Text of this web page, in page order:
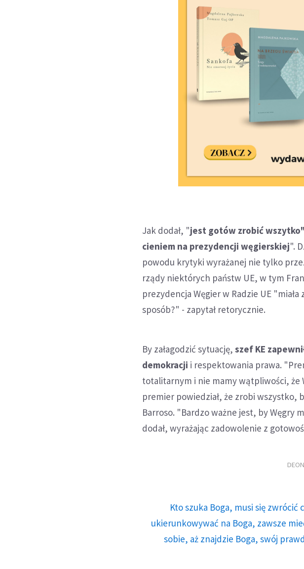
Jak dodał, "jest gotów zrobić
cieniem na prezydencji węgierskiej".
powodu krytyki wyrażanej nie tylko
rządy niektórych państw UE, w tym
prezydencja Węgier w Radzie UE
sposób?" - zapytał retorycznie.
By załagodzić sytuację,szef KE
demokracji i respektowania prawa.
totalitarnym i nie mamy wątpliwości, że
premier powiedział, że zrobi wszystko,
Barroso. "Bardzo ważne jest, by Węgry
dodał, wyrażając zadowolenie z
Kto szuka Boga, musi się zwrócić
ukierunkowywać na Boga, zawsze
sobie, aż znajdzie Boga, swój